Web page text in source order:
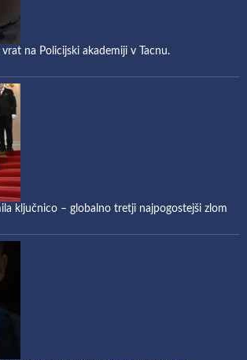
na Policijski akademiji v Tacnu.
ključnico – globalno tretji najpogostejši zlom